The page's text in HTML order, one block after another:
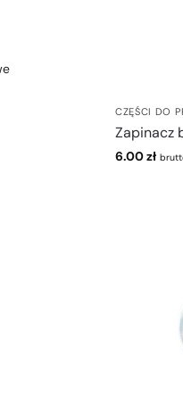
CZĘŚCI DO
Zapinacz
6.00zł